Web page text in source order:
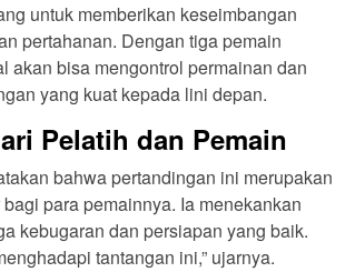
untuk memberikan keseimbangan
pertahanan. Dengan tiga pemain
akan bisa mengontrol permainan dan
yang kuat kepada lini depan.
Pelatih dan Pemain
bahwa pertandingan ini merupakan
para pemainnya. Ia menekankan
kebugaran dan persiapan yang baik.
tantangan ini,” ujarnya.